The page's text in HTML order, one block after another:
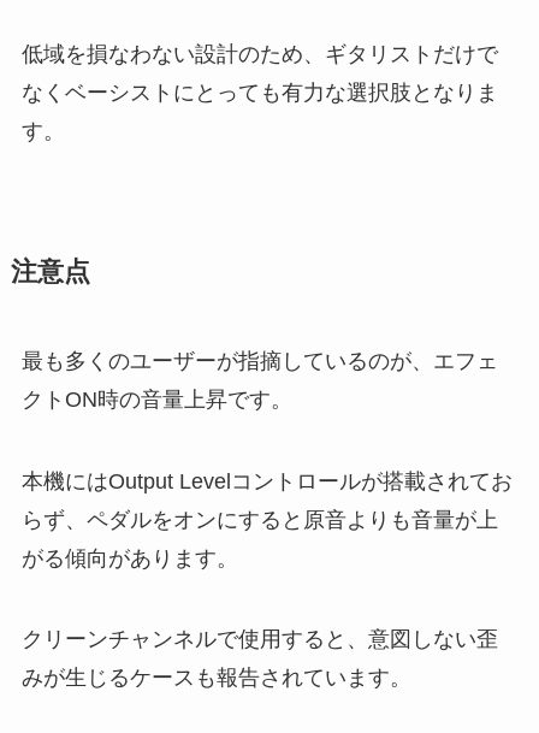
低域を損なわない設計のため、ギタリストだけで
なくベーシストにとっても有力な選択肢となりま
す。
注意点
最も多くのユーザーが指摘しているのが、エフェ
クトON時の音量上昇です。
本機にはOutput Levelコントロールが搭載されてお
らず、ペダルをオンにすると原音よりも音量が上
がる傾向があります。
クリーンチャンネルで使用すると、意図しない歪
みが生じるケースも報告されています。